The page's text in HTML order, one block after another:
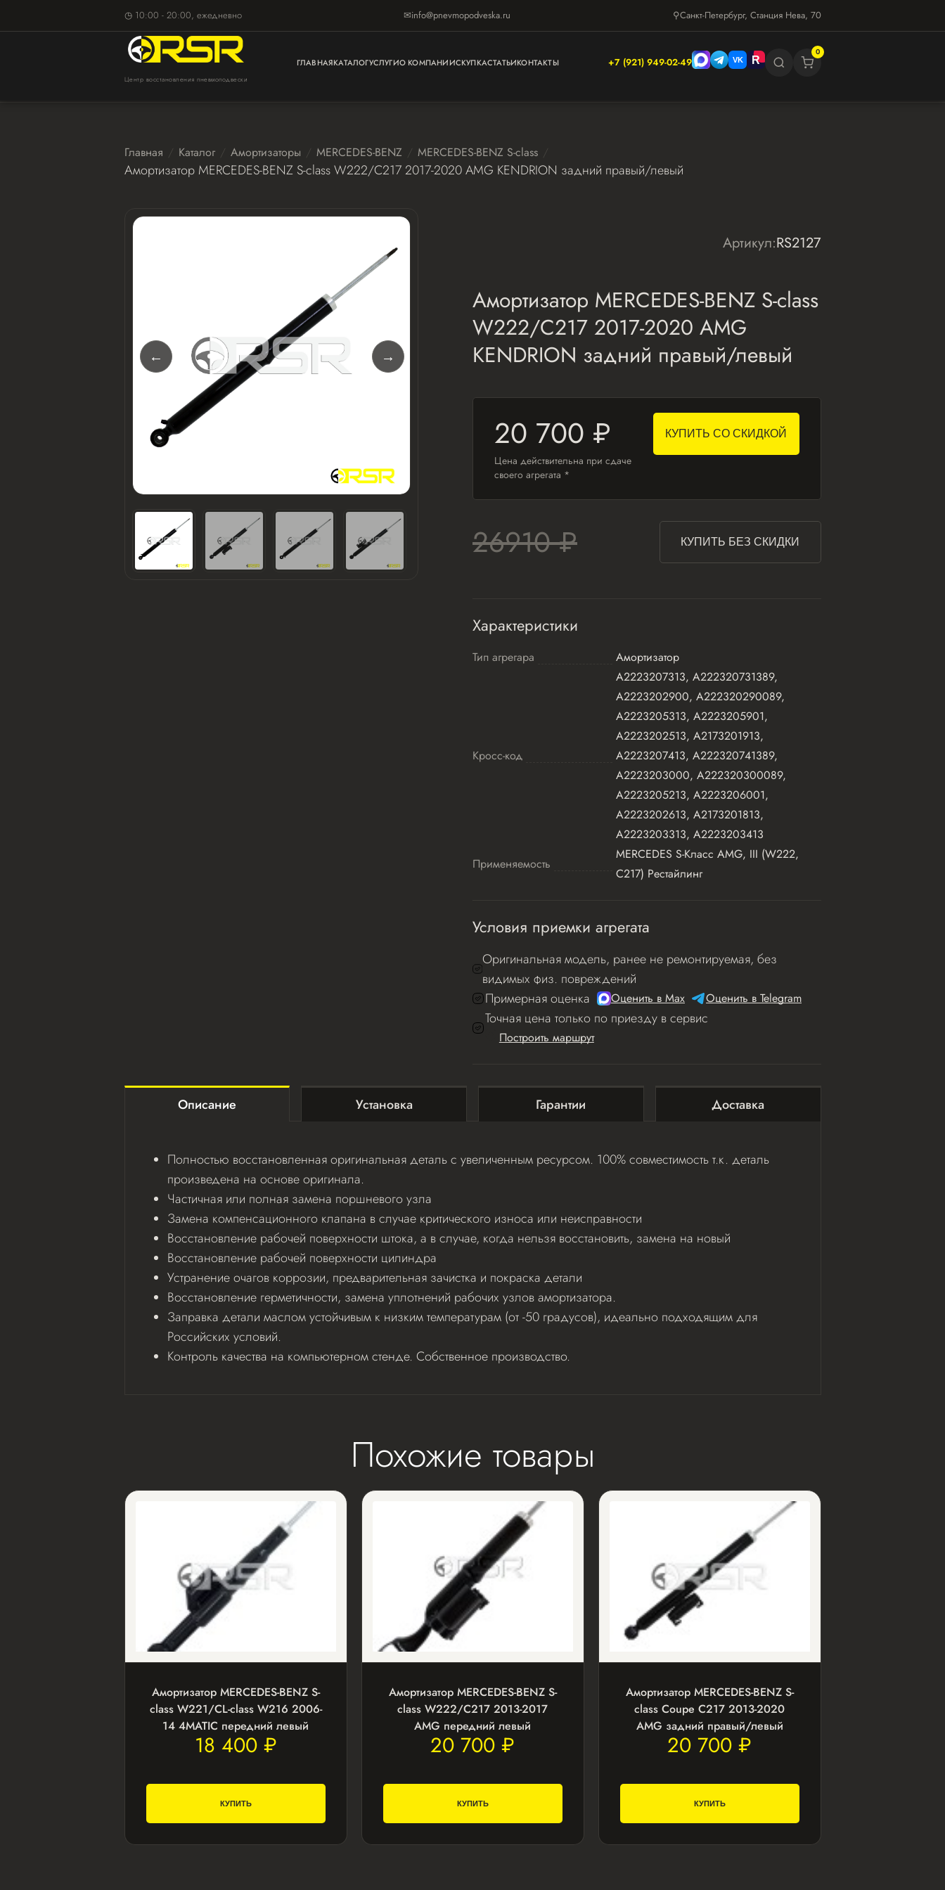
◷ 10:00 - 20:00, ежедневно ✉info@pnevmopodveska.ru ⚲Санкт-Петербург, Станция Нева, 70
Центр восстановления пневмоподвески
ГЛАВНАЯКАТАЛОГ О КОМПАНИИСКУПКАСТАТЬИКОНТАКТЫ
УСЛУГИ +7 (921) 949-02-49
0
Главная Каталог Амортизаторы MERCEDES-BENZ MERCEDES-BENZ S-class
Амортизатор MERCEDES-BENZ S-class W222/C217 2017-2020 AMG KENDRION задний правый/левый
Артикул:RS2127
Амортизатор MERCEDES-BENZ S-class
W222/C217 2017-2020 AMG
KENDRION задний правый/левый
20 700 ₽
Цена действительна при сдаче
своего агрегата *
КУПИТЬ СО СКИДКОЙ
26910 ₽ КУПИТЬ БЕЗ СКИДКИ
Характеристики
Тип агрегара Амортизатор
Кросс-код
A2223207313, A222320731389,
A2223202900, A222320290089,
A2223205313, A2223205901,
A2223202513, A2173201913,
A2223207413, A222320741389,
A2223203000, A222320300089,
A2223205213, A2223206001,
A2223202613, A2173201813,
A2223203313, A2223203413
Применяемость
MERCEDES S-Класс AMG, III (W222,
C217) Рестайлинг
Условия приемки агрегата
Оригинальная модель, ранее не ремонтируемая, без
видимых физ. повреждений
Примерная оценка
Оценить в Мах Оценить в Telegram
Точная цена только по приезду в сервис
Построить маршрут
Описание Установка Гарантии Доставка
Полностью восстановленная оригинальная деталь с увеличенным ресурсом. 100% совместимость т.к. деталь
произведена на основе оригинала.
Частичная или полная замена поршневого узла
Замена компенсационного клапана в случае критического износа или неисправности
Восстановление рабочей поверхности штока, а в случае, когда нельзя восстановить, замена на новый
Восстановление рабочей поверхности цилиндра
Устранение очагов коррозии, предварительная зачистка и покраска детали
Восстановление герметичности, замена уплотнений рабочих узлов амортизатора.
Заправка детали маслом устойчивым к низким температурам (от -50 градусов), идеально подходящим для
Российских условий.
Контроль качества на компьютерном стенде. Собственное производство.
Похожие товары
Амортизатор MERCEDES-BENZ S-
class W221/CL-class W216 2006-
14 4MATIC передний левый
18 400 ₽
КУПИТЬ
Амортизатор MERCEDES-BENZ S-
class W222/C217 2013-2017
AMG передний левый
20 700 ₽
КУПИТЬ
Амортизатор MERCEDES-BENZ S-
class Coupe C217 2013-2020
AMG задний правый/левый
20 700 ₽
КУПИТЬ